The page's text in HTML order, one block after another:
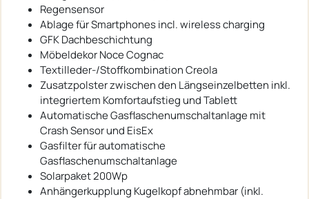
Regensensor
Ablage für Smartphones incl. wireless charging
GFK Dachbeschichtung
Möbeldekor Noce Cognac
Textilleder-/Stoffkombination Creola
Zusatzpolster zwischen den Längseinzelbetten inkl.
integriertem Komfortaufstieg und Tablett
Automatische Gasflaschenumschaltanlage mit
Crash Sensor und EisEx
Gasfilter für automatische
Gasflaschenumschaltanlage
Solarpaket 200Wp
Anhängerkupplung Kugelkopf abnehmbar (inkl.